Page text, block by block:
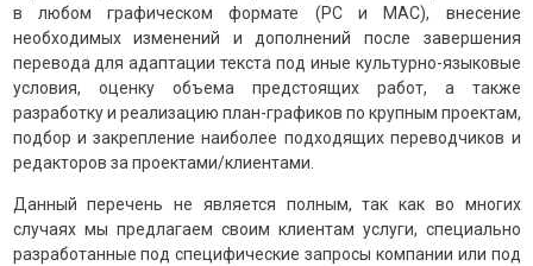
в любом графическом формате (PC и MAC), внесение
необходимых изменений и дополнений после завершения
перевода для адаптации текста под иные культурно-языковые
условия, оценку объема предстоящих работ, а также
разработку и реализацию план-графиков по крупным проектам,
подбор и закрепление наиболее подходящих переводчиков и
редакторов за проектами/клиентами.
Данный перечень не является полным, так как во многих
случаях мы предлагаем своим клиентам услуги, специально
разработанные под специфические запросы компании или под